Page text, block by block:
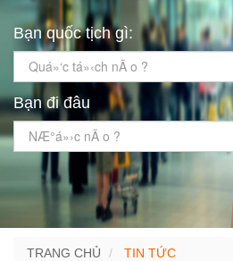
Bạn quốc tịch gì:
Quá»‘c tá»‹ch nÃ o ?
Bạn đi đâu
NÆ°á»›c nÃ o ?
TRANG CHỦ TIN TỨC